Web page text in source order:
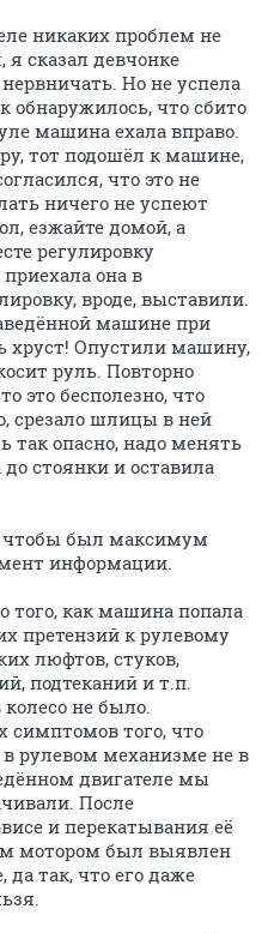
никаких проблем не
сказал девчонке
Но не успела
обнаружилось, что сбито
машина ехала вправо.
тот подошёл к машине,
что это не
ничего не успеют
езжайте домой, а
регулировку
она в
вроде, выставили.
машине при
хруст! Опустили машину,
руль. Повторно
это бесполезно, что
срезало шлицы в ней
так опасно, надо менять
стоянки и оставила
чтобы был максимум
информации.
как машина попала
претензий к рулевому
люфтов, стуков,
подтеканий и т.п.
не было.
симптомов того, что
рулевом механизме не в
двигателе мы
После
и перекатывания её
мотором был выявлен
да так, что его даже